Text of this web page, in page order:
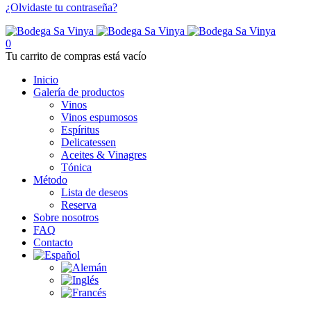
¿Olvidaste tu contraseña?
0
Tu carrito de compras está vacío
Inicio
Galería de productos
Vinos
Vinos espumosos
Espíritus
Delicatessen
Aceites & Vinagres
Tónica
Método
Lista de deseos
Reserva
Sobre nosotros
FAQ
Contacto